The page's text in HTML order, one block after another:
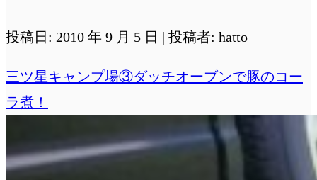
投稿日: 2010 年 9 月 5 日 | 投稿者: hatto
三ツ星キャンプ場③ダッチオーブンで豚のコー
ラ煮！